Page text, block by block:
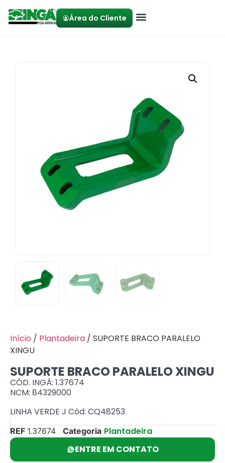
Área do Cliente
Início / Plantadeira / SUPORTE BRACO PARALELO
XINGU
SUPORTE BRACO PARALELO XINGU
CÓD. INGÁ: 1.37674
NCM: 84329000
LINHA VERDE J Cód: CQ48253
REF 1.37674 Categoria Plantadeira
ENTRE EM CONTATO